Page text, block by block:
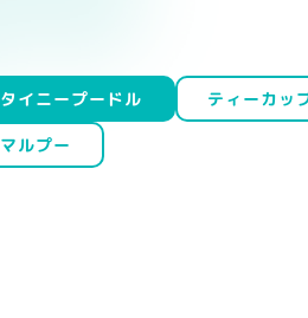
タイニープードル ティーカッ
マルプー